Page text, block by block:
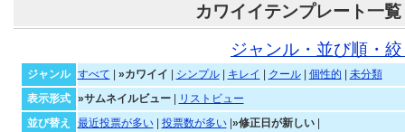
カワイイテンプレート一覧
ジャンル・並び順・
ジャンル すべて »カワイイ シンプル| キレイ クール| 個性的
未分類
表示形式
»サムネイルビュー|
リストビュー
並び替え
最近投票が多い| 投票数が多い| »修正日が新しい|